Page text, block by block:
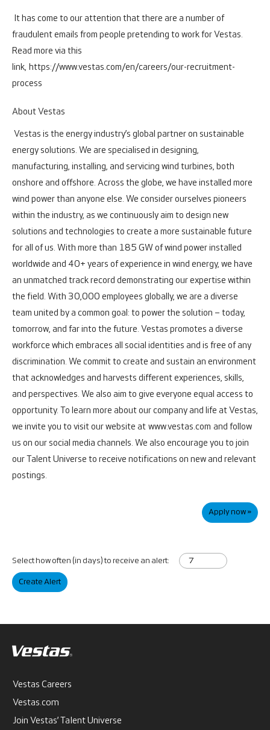
It has come to our attention that there are a number of
fraudulent emails from people pretending to work for Vestas.
Read more via this
link, https://www.vestas.com/en/careers/our-recruitment-
process
About Vestas
Vestas is the energy industry’s global partner on sustainable
energy solutions. We are specialised in designing,
manufacturing, installing, and servicing wind turbines, both
onshore and offshore. Across the globe, we have installed more
wind power than anyone else. We consider ourselves pioneers
within the industry, as we continuously aim to design new
solutions and technologies to create a more sustainable future
for all of us. With more than 185 GW of wind power installed
worldwide and 40+ years of experience in wind energy, we have
an unmatched track record demonstrating our expertise within
the field. With 30,000 employees globally, we are a diverse
team united by a common goal: to power the solution – today,
tomorrow, and far into the future. Vestas promotes a diverse
workforce which embraces all social identities and is free of any
discrimination. We commit to create and sustain an environment
that acknowledges and harvests different experiences, skills,
and perspectives. We also aim to give everyone equal access to
opportunity.
To learn more about our company and life at Vestas,
we invite you to visit our website at www.vestas.com and follow
us on our social media channels. We also encourage you to join
our Talent Universe to receive notifications on new and relevant
postings.
Apply now »
Select how often (in days) to receive an alert:
Create Alert
Vestas Careers
Vestas.com
Join Vestas’ Talent Universe